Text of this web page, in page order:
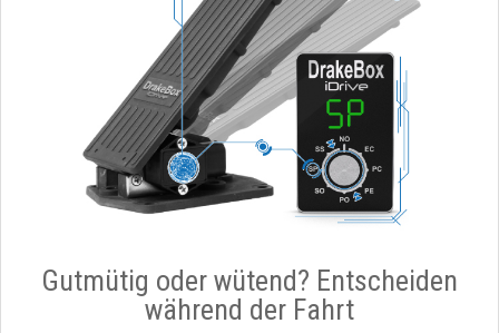
Gutmütig oder wütend? Entscheiden
während der Fahrt